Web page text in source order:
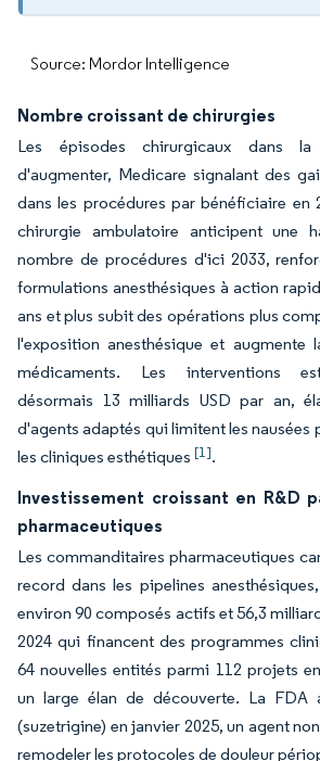
Source: Mordor Intelligence
Nombre croissant de chirurgies
Les épisodes chirurgicaux dans
d'augmenter, Medicare signalant des
dans les procédures par bénéficiaire en
chirurgie ambulatoire anticipent une
nombre de procédures d'ici 2033,
formulations anesthésiques à action
ans et plus subit des opérations plus
l'exposition anesthésique et augmente
médicaments. Les interventions
désormais 13 milliards USD par an,
d'agents adaptés qui limitent les nausées
les cliniques esthétiques [1].
Investissement croissant en R&D
pharmaceutiques
Les commanditaires pharmaceutiques
record dans les pipelines
environ 90 composés actifs et 56,3
2024 qui financent des programmes
64 nouvelles entités parmi 112 projets
un large élan de découverte. La FDA
(suzetrigine) en janvier 2025, un agent
remodeler les protocoles de douleur